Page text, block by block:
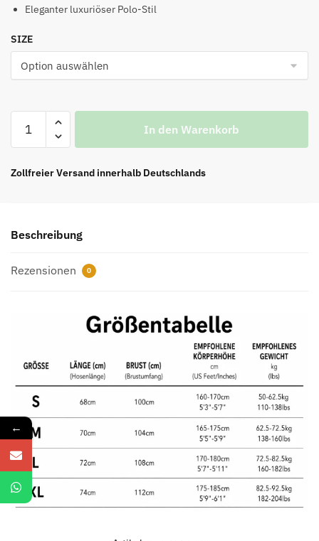
Eleganter luxuriöser Polo-Stil
SIZE
mit
In den Warenkorb
Zollfreier Versand innerhalb Deutschlands
Beschreibung
Rezensionen 0
←